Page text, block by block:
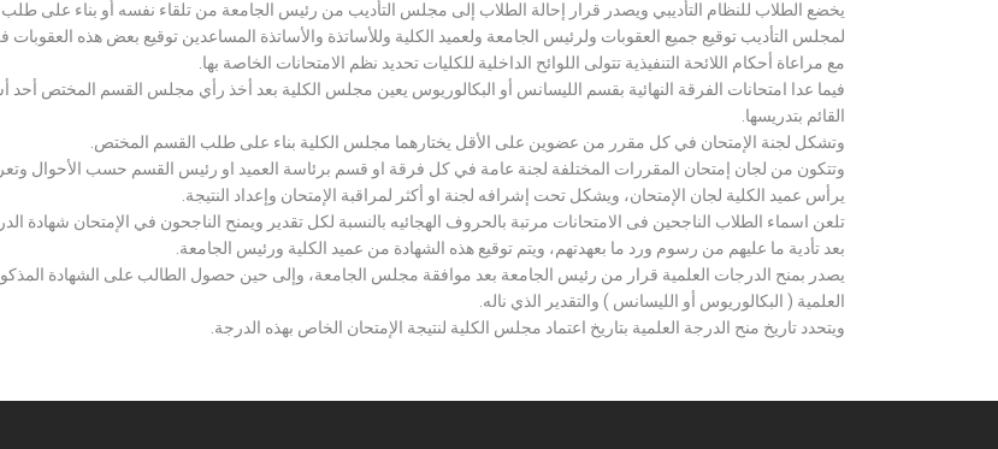
يخضع الطلاب للنظام التأديبي ويصدر قرار إحالة الطلاب إلى مجلس التأديب من رئيس الجامعة من تلقاء نفسه أو بناء على طلب
لمجلس التأديب توقيع جميع العقوبات ولرئيس الجامعة ولعميد الكلية وللأساتذة والأساتذة المساعدين توقيع بعض هذه العقوبات
مع مراعاة أحكام اللائحة التنفيذية تتولى اللوائح الداخلية للكليات تحديد نظم الامتحانات الخاصة بها.
فيما عدا امتحانات الفرقة النهائية بقسم الليسانس أو البكالوريوس يعين مجلس الكلية بعد أخذ رأي مجلس القسم المختص أحد
القائم بتدريسها.
وتشكل لجنة الإمتحان في كل مقرر من عضوين على الأقل يختارهما مجلس الكلية بناء على طلب القسم المختص.
وتتكون من لجان إمتحان المقررات المختلفة لجنة عامة في كل فرقة او قسم برئاسة العميد او رئيس القسم حسب الأحوال وتعرض
يرأس عميد الكلية لجان الإمتحان، ويشكل تحت إشرافه لجنة او أكثر لمراقبة الإمتحان وإعداد النتيجة.
تلعن اسماء الطلاب الناجحين فى الامتحانات مرتبة بالحروف الهجائيه بالنسبة لكل تقدير ويمنح الناجحون في الإمتحان شهادة
بعد تأدية ما عليهم من رسوم ورد ما بعهدتهم، ويتم توقيع هذه الشهادة من عميد الكلية ورئيس الجامعة.
يصدر بمنح الدرجات العلمية قرار من رئيس الجامعة بعد موافقة مجلس الجامعة، وإلى حين حصول الطالب على الشهادة
العلمية ( البكالوريوس أو الليسانس ) والتقدير الذي ناله.
ويتحدد تاريخ منح الدرجة العلمية بتاريخ اعتماد مجلس الكلية لنتيجة الإمتحان الخاص بهذه الدرجة.